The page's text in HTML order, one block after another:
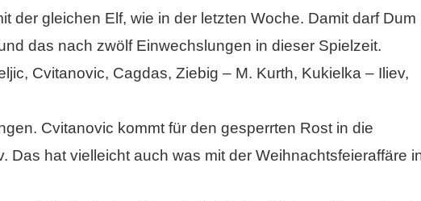
der gleichen Elf, wie in der letzten Woche. Damit darf Dum
das nach zwölf Einwechslungen in dieser Spielzeit.
Cvitanovic, Cagdas, Ziebig – M. Kurth, Kukielka – Iliev,
Cvitanovic kommt für den gesperrten Rost in die
Das hat vielleicht auch was mit der Weihnachtsfeieraffäre